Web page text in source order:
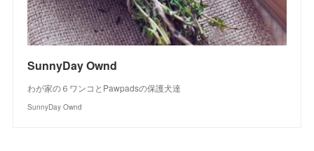
SunnyDay Ownd
わが家の６ワンコとPawpadsの保護犬達
SunnyDay Ownd